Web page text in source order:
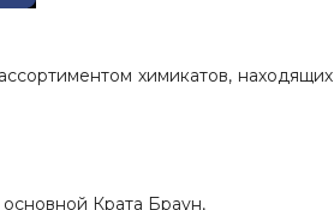
химикатов, находящих
Крата Браун,